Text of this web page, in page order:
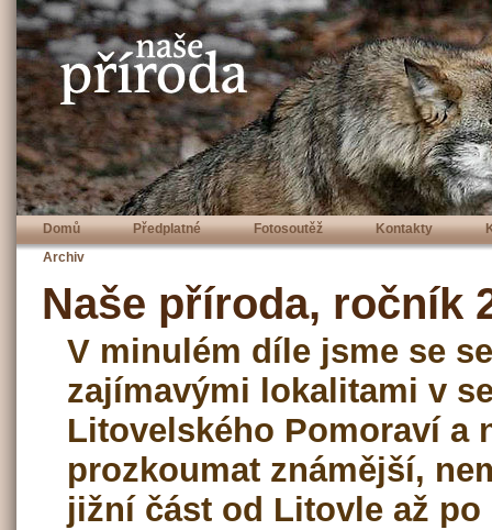
Domů Předplatné Fotosoutěž Kontakty
Archiv
Naše příroda, ročník
V minulém díle jsme se
zajímavými lokalitami v
Litovelského Pomoraví a
prozkoumat známější,
jižní část od Litovle až po